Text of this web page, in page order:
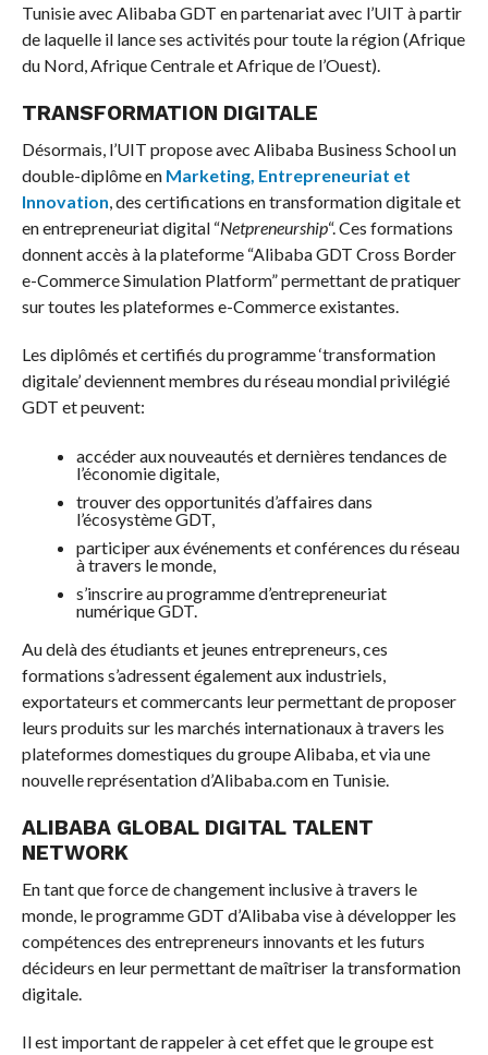
Tunisie avec Alibaba GDT en partenariat avec l’UIT à partir
de laquelle il lance ses activités pour toute la région (Afrique
du Nord, Afrique Centrale et Afrique de l’Ouest).
TRANSFORMATION DIGITALE
Désormais, l’UIT propose avec Alibaba Business School un
double-diplôme en Marketing, Entrepreneuriat et
Innovation , des certifications en transformation digitale et
en entrepreneuriat digital “Netpreneurship“. Ces formations
donnent accès à la plateforme “Alibaba GDT Cross Border
e-Commerce Simulation Platform” permettant de pratiquer
sur toutes les plateformes e-Commerce existantes.
Les diplômés et certifiés du programme ‘transformation
digitale’ deviennent membres du réseau mondial privilégié
GDT et peuvent:
accéder aux nouveautés et dernières tendances de
l’économie digitale,
trouver des opportunités d’affaires dans
l’écosystème GDT,
participer aux événements et conférences du réseau
à travers le monde,
s’inscrire au programme d’entrepreneuriat
numérique GDT.
Au delà des étudiants et jeunes entrepreneurs, ces
formations s’adressent également aux industriels,
exportateurs et commercants leur permettant de proposer
leurs produits sur les marchés internationaux à travers les
plateformes domestiques du groupe Alibaba, et via une
nouvelle représentation d’Alibaba.com en Tunisie.
ALIBABA GLOBAL DIGITAL TALENT
NETWORK
En tant que force de changement inclusive à travers le
monde, le programme GDT d’Alibaba vise à développer les
compétences des entrepreneurs innovants et les futurs
décideurs en leur permettant de maîtriser la transformation
digitale.
Il est important de rappeler à cet effet que le groupe est